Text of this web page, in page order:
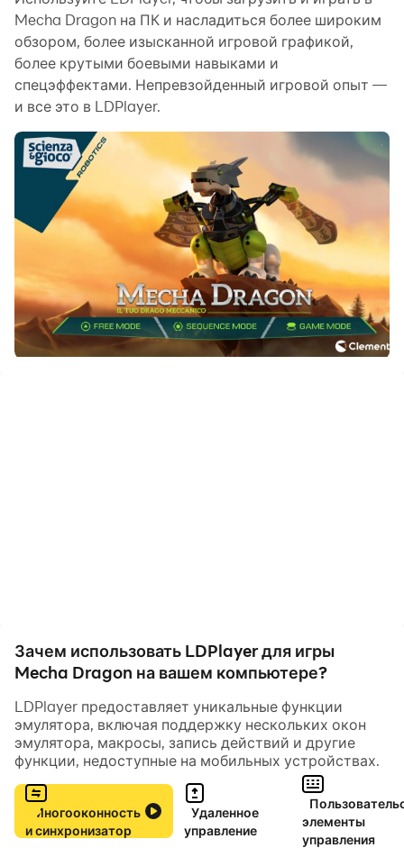
большом экране, а управлять приложениями с
помощью мыши и клавиатуры происходит намного
быстрее, чем при использовании клавиатуры с
сенсорным экраном, и вам никогда не придется
беспокоиться о мощности вашего устройства.
Благодаря функциям многократного открытия и
синхронизации вы даже можете запускать
несколько приложений и учетных записей на своем
ПК.
Функция передачи файлов упрощает обмен
изображениями, видео и файлами.
Загрузите Mecha Dragon и запустите его на своем
компьютере. Наслаждайтесь большим экраном и
Mecha Dragon на ПК и насладиться более широким
обзором, более изысканной игровой графикой,
более крутыми боевыми навыками и
спецэффектами. Непревзойденный игровой опыт —
и все это в LDPlayer.
Зачем использовать LDPlayer для игры
Mecha Dragon на вашем компьютере?
LDPlayer предоставляет уникальные функции
эмулятора, включая поддержку нескольких окон
эмулятора, макросы, запись действий и другие
функции, недоступные на мобильных устройствах.
Многооконность
и синхронизатор
Удаленное
управление
элементы
управления